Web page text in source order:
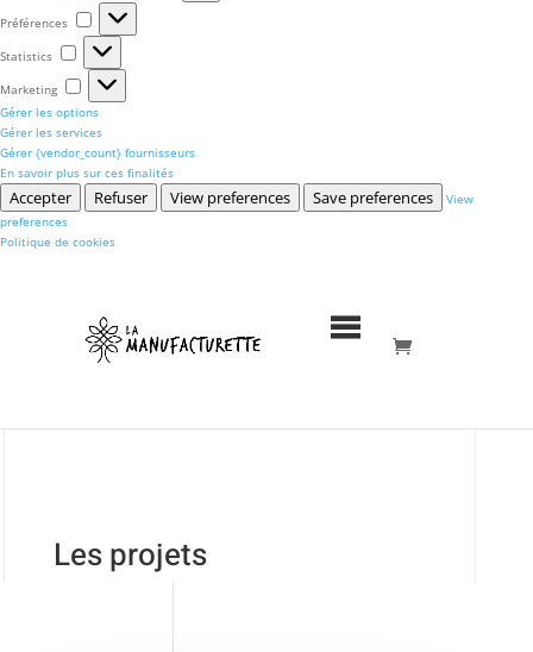
Préférences
Préférences
Statistics
Statistics
Marketing
Marketing
Gérer les options
Gérer les services
Gérer {vendor_count} fournisseurs
En savoir plus sur ces finalités
Accepter Refuser View preferences Save preferences
View
preferences
Politique de cookies
Les projets